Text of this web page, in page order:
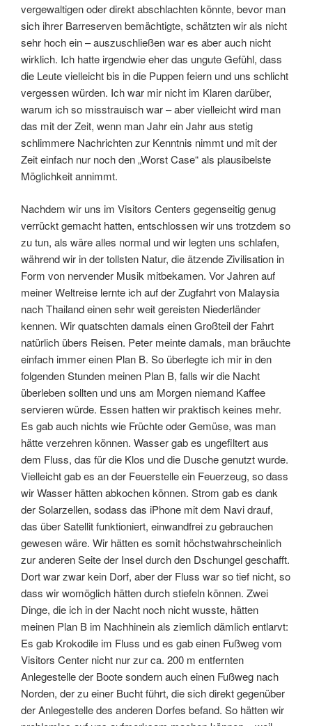
vergewaltigen oder direkt abschlachten könnte, bevor man
sich ihrer Barreserven bemächtigte, schätzten wir als nicht
sehr hoch ein – auszuschließen war es aber auch nicht
wirklich. Ich hatte irgendwie eher das ungute Gefühl, dass
die Leute vielleicht bis in die Puppen feiern und uns schlicht
vergessen würden. Ich war mir nicht im Klaren darüber,
warum ich so misstrauisch war – aber vielleicht wird man
das mit der Zeit, wenn man Jahr ein Jahr aus stetig
schlimmere Nachrichten zur Kenntnis nimmt und mit der
Zeit einfach nur noch den „Worst Case“ als plausibelste
Möglichkeit annimmt.
Nachdem wir uns im Visitors Centers gegenseitig genug
verrückt gemacht hatten, entschlossen wir uns trotzdem so
zu tun, als wäre alles normal und wir legten uns schlafen,
während wir in der tollsten Natur, die ätzende Zivilisation in
Form von nervender Musik mitbekamen. Vor Jahren auf
meiner Weltreise lernte ich auf der Zugfahrt von Malaysia
nach Thailand einen sehr weit gereisten Niederländer
kennen. Wir quatschten damals einen Großteil der Fahrt
natürlich übers Reisen. Peter meinte damals, man bräuchte
einfach immer einen Plan B. So überlegte ich mir in den
folgenden Stunden meinen Plan B, falls wir die Nacht
überleben sollten und uns am Morgen niemand Kaffee
servieren würde. Essen hatten wir praktisch keines mehr.
Es gab auch nichts wie Früchte oder Gemüse, was man
hätte verzehren können. Wasser gab es ungefiltert aus
dem Fluss, das für die Klos und die Dusche genutzt wurde.
Vielleicht gab es an der Feuerstelle ein Feuerzeug, so dass
wir Wasser hätten abkochen können. Strom gab es dank
der Solarzellen, sodass das iPhone mit dem Navi drauf,
das über Satellit funktioniert, einwandfrei zu gebrauchen
gewesen wäre. Wir hätten es somit höchstwahrscheinlich
zur anderen Seite der Insel durch den Dschungel geschafft.
Dort war zwar kein Dorf, aber der Fluss war so tief nicht, so
dass wir womöglich hätten durch stiefeln können. Zwei
Dinge, die ich in der Nacht noch nicht wusste, hätten
meinen Plan B im Nachhinein als ziemlich dämlich entlarvt:
Es gab Krokodile im Fluss und es gab einen Fußweg vom
Visitors Center nicht nur zur ca. 200 m entfernten
Anlegestelle der Boote sondern auch einen Fußweg nach
Norden, der zu einer Bucht führt, die sich direkt gegenüber
der Anlegestelle des anderen Dorfes befand. So hätten wir